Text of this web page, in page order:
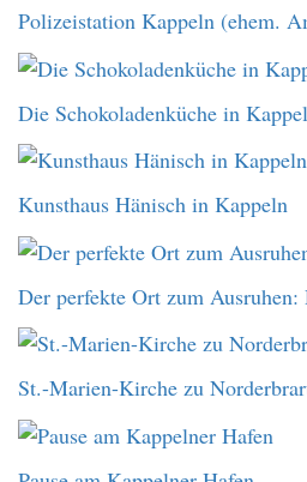
Polizeistation Kappeln (ehem.
Die Schokoladenküche in
Kunsthaus Hänisch in Kappeln
Der perfekte Ort zum
St.-Marien-Kirche zu